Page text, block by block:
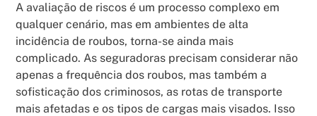
A avaliação de riscos é um processo complexo em
qualquer cenário, mas em ambientes de alta
incidência de roubos, torna-se ainda mais
complicado. As seguradoras precisam considerar não
apenas a frequência dos roubos, mas também a
sofisticação dos criminosos, as rotas de transporte
mais afetadas e os tipos de cargas mais visados. Isso